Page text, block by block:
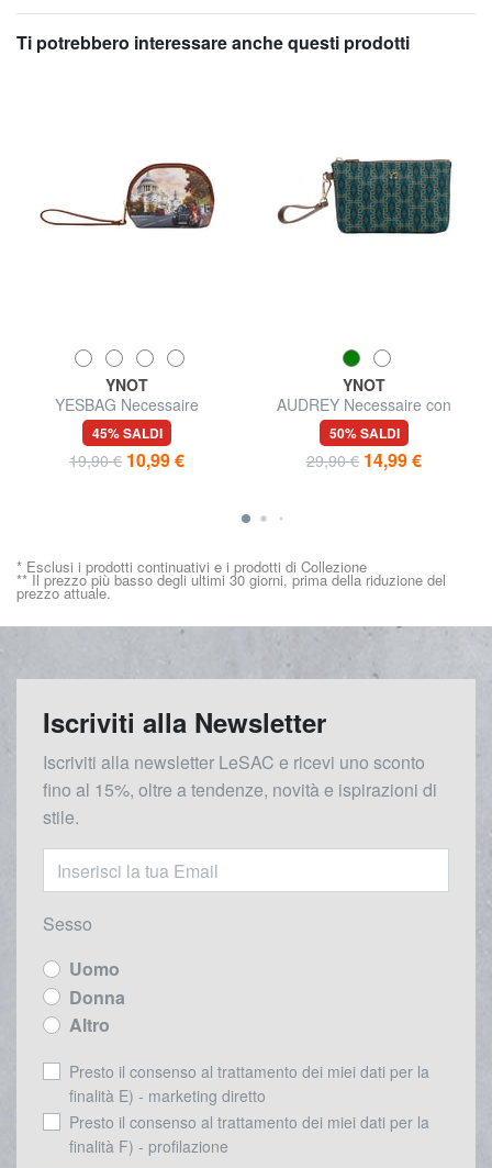
Ti potrebbero interessare anche questi prodotti
YNOT
YESBAG Necessaire
45% SALDI
19,90 € 10,99 €
YNOT
AUDREY Necessaire con
polsierina
50% SALDI
29,90 € 14,99 €
* Esclusi i prodotti continuativi e i prodotti di Collezione
** Il prezzo più basso degli ultimi 30 giorni, prima della riduzione del
prezzo attuale.
Iscriviti alla Newsletter
Iscriviti alla newsletter LeSAC e ricevi uno sconto
fino al 15%, oltre a tendenze, novità e ispirazioni di
stile.
Sesso
Uomo
Donna
Altro
Presto il consenso al trattamento dei miei dati per la
finalità E) - marketing diretto
Presto il consenso al trattamento dei miei dati per la
finalità F) - profilazione